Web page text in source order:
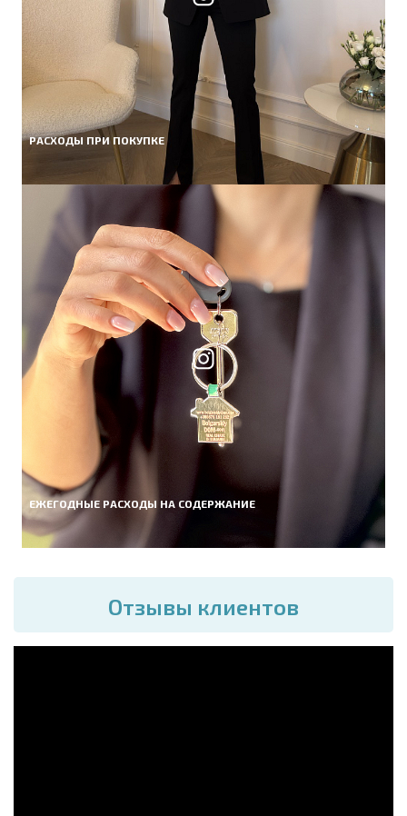
РАСХОДЫ ПРИ ПОКУПКЕ
ЕЖЕГОДНЫЕ РАСХОДЫ НА СОДЕРЖАНИЕ
Отзывы клиентов